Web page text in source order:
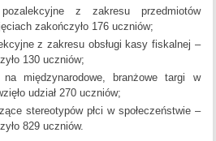
z zakresu przedmiotów
zakończyło 176 uczniów;
z zakresu obsługi kasy fiskalnej –
130 uczniów;
międzynarodowe, branżowe targi w
udział 270 uczniów;
stereotypów płci w społeczeństwie –
829 uczniów.